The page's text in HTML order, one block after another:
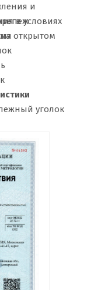
и
в условиях
открытом
уголок